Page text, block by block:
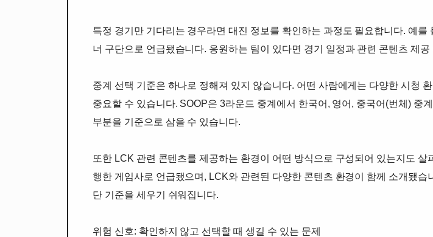
특정 경기만 기다리는 경우라면 대진 정보를 확인하는 과정도 필요합니다. 예
너 구단으로 언급됐습니다. 응원하는 팀이 있다면 경기 일정과 관련 콘텐츠 제
중계 선택 기준은 하나로 정해져 있지 않습니다. 어떤 사람에게는 다양한 시청
중요할 수 있습니다. SOOP은 3라운드 중계에서 한국어, 영어, 중국어(번체) 중
부분을 기준으로 삼을 수 있습니다.
또한 LCK 관련 콘텐츠를 제공하는 환경이 어떤 방식으로 구성되어 있는지도
행한 게임사로 언급됐으며, LCK와 관련된 다양한 콘텐츠 환경이 함께 소개됐
단 기준을 세우기 쉬워집니다.
위험 신호: 확인하지 않고 선택할 때 생길 수 있는 문제